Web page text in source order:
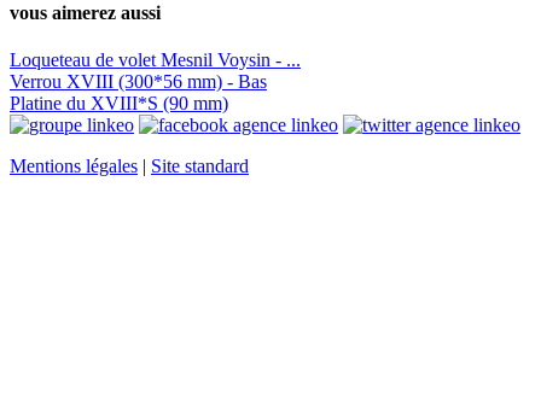
vous aimerez aussi
Loqueteau de volet Mesnil Voysin - ...
Verrou XVIII (300*56 mm) - Bas
Platine du XVIII*S (90 mm)
Mentions légales | Site standard